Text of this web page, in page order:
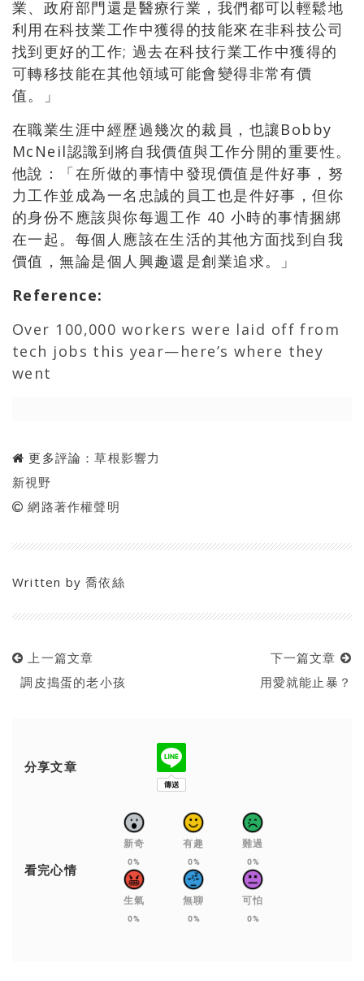
業、政府部門還是醫療行業，我們都可以輕鬆地
利用在科技業工作中獲得的技能來在非科技公司
找到更好的工作; 過去在科技行業工作中獲得的
可轉移技能在其他領域可能會變得非常有價
值。」
在職業生涯中經歷過幾次的裁員，也讓Bobby
McNeil認識到將自我價值與工作分開的重要性。
他說：「在所做的事情中發現價值是件好事，努
力工作並成為一名忠誠的員工也是件好事，但你
的身份不應該與你每週工作 40 小時的事情捆綁
在一起。每個人應該在生活的其他方面找到自我
價值，無論是個人興趣還是創業追求。」
Reference:
Over 100,000 workers were laid off from
tech jobs this year—here’s where they
went
更多評論：草根影響力
新視野
網路著作權聲明
Written by喬依絲
上一篇文章
調皮搗蛋的老小孩
下一篇文章
用愛就能止暴？
分享文章
看完心情
新奇
0%
有趣
0%
難過
0%
生氣
0%
無聊
0%
可怕
0%